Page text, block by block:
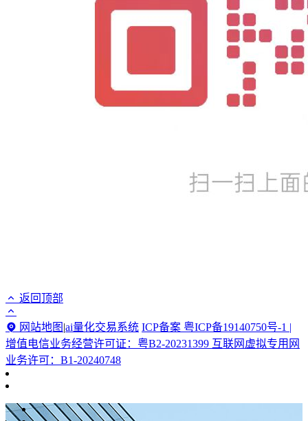
返回顶部
网站地图 |ai量化交易系统 ICP备案 粤ICP备19140750号-1 |
增值电信业务经营许可证：粤B2-20231399 互联网虚拟专用网
业务许可：B1-20240748